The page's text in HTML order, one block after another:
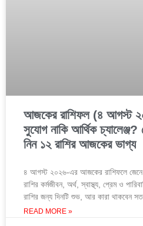
আজকের রাশিফল (৪ আগস্ট
সুযোগ নাকি আর্থিক
নিন ১২ রাশির আজকের ভাগ্য
৪ আগস্ট ২০২৬-এর আজকের রাশিফলে জেনে
রাশির কর্মজীবন, অর্থ, স্বাস্থ্য, প্রেম ও
রাশির জন্য দিনটি শুভ, আর কারা থাকবেন
READ MORE »